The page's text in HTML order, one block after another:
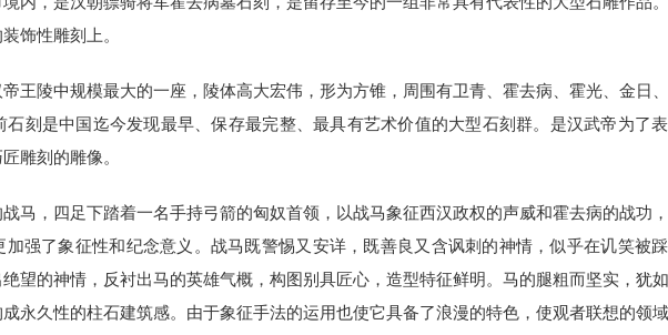
饰性雕刻上。
王陵中规模最大的一座，陵体高大宏伟，形为方锥，周围有卫青、霍去病、霍光、金日
石刻是中国迄今发现最早、保存最完整、最具有艺术价值的大型石刻群。是汉武帝为了
雕刻的雕像。
马，四足下踏着一名手持弓箭的匈奴首领，以战马象征西汉政权的声威和霍去病的战功
强了象征性和纪念意义。战马既警惕又安详，既善良又含讽刺的神情，似乎在讥笑被
望的神情，反衬出马的英雄气概，构图别具匠心，造型特征鲜明。马的腿粗而坚实，犹
永久性的柱石建筑感。由于象征手法的运用也使它具备了浪漫的特色，使观者联想的领